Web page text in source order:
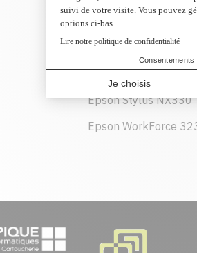
Epson Stylus NX330
Epson WorkForce